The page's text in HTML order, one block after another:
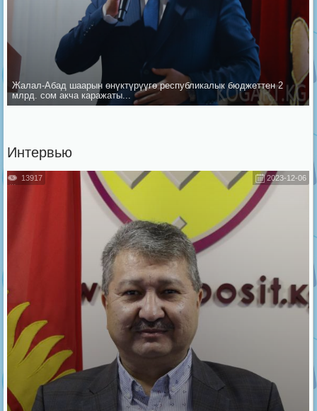
Жалал-Абад шаарын ѳнүктүрүүгѳ республикалык бюджеттен 2
млрд. сом акча каражаты...
Интервью
2023-12-06
13917